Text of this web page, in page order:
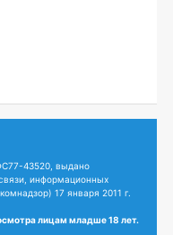
43520, выдано
информационных
17 января 2011 г.
лицам младше 18 лет.